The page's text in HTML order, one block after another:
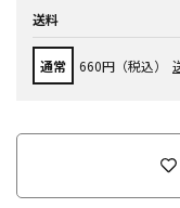
送料
通常 660円（税込）